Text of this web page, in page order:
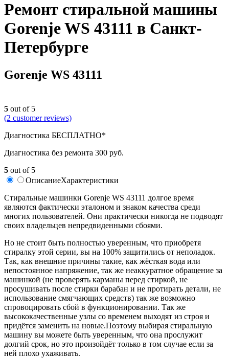
Ремонт стиральной машины
Gorenje WS 43111 в Санкт-
Петербурге
Gorenje WS 43111
5 out of 5
(2 customer reviews)
Диагностика БЕСПЛАТНО*
Диагностика без ремонта 300 руб.
5 out of 5
ОписаниеХарактеристики
Стиральные машинки Gorenje WS 43111 долгое время
являются фактически эталоном и знаком качества среди
многих пользователей. Они практически никогда не подводят
своих владельцев непредвиденными сбоями.
Но не стоит быть полностью уверенным, что приобретя
стиралку этой серии, вы на 100% защитились от неполадок.
Так, как внешние причины такие, как жёсткая вода или
непостоянное напряжение, так же неаккуратное обращение за
машинкой (не проверять карманы перед стиркой, не
просушивать после стирки барабан и не протирать детали, не
использование смягчающих средств) так же возможно
спровоцировать сбой в функционировании. Так же
высококачественные узлы со временем выходят из строя и
придётся заменить на новые.Поэтому выбирая стиральную
машину вы можете быть уверенным, что она прослужит
долгий срок, но это произойдёт только в том случае если за
ней плохо ухаживать.